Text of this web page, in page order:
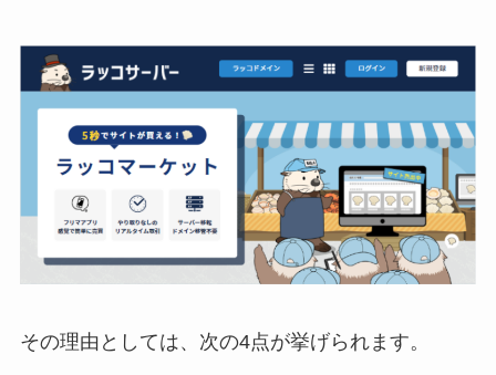
その理由としては、次の4点が挙げられます。